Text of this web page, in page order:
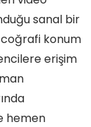
sanal bir
coğrafi konum
erişim
hemen